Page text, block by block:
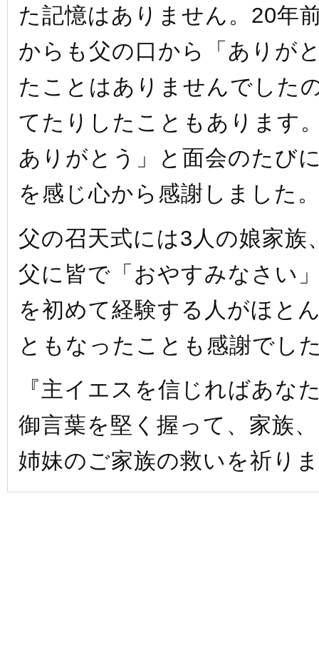
た記憶はありません。20年
からも父の口から「ありが
たことはありませんでした
てたりしたこともあります
ありがとう」と面会のたび
を感じ心から感謝しました
父の召天式には3人の娘家
父に皆で「おやすみなさい
を初めて経験する人がほと
ともなったことも感謝でし
『主イエスを信じればあな
御言葉を堅く握って、家族
姉妹のご家族の救いを祈り